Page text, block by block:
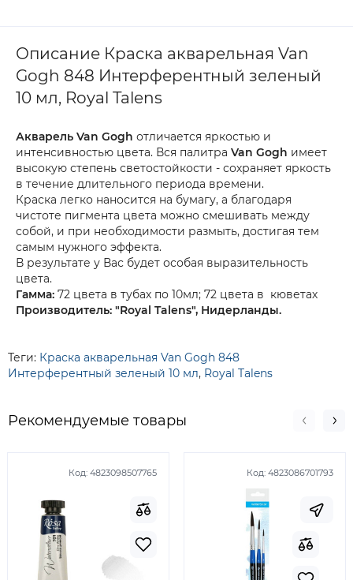
Описание Краска акварельная Van
Gogh 848 Интерферентный зеленый
10 мл, Royal Talens
Акварель Van Gogh отличается яркостью и
интенсивностью цвета. Вся палитра Van Gogh имеет
высокую степень светостойкости - сохраняет яркость
в течение длительного периода времени.
Краска легко наносится на бумагу, а благодаря
чистоте пигмента цвета можно смешивать между
собой, и при необходимости размыть, достигая тем
самым нужного эффекта.
В результате у Вас будет особая выразительность
цвета.
Гамма: 72 цвета в тубах по 10мл; 72 цветa в кюветах
Производитель: "Royal Talens", Нидерланды.
Теги: Краска акварельная Van Gogh 848
Интерферентный зеленый 10 мл, Royal Talens
Рекомендуемые товары
Код: 4823098507765 Код: 4823086701793